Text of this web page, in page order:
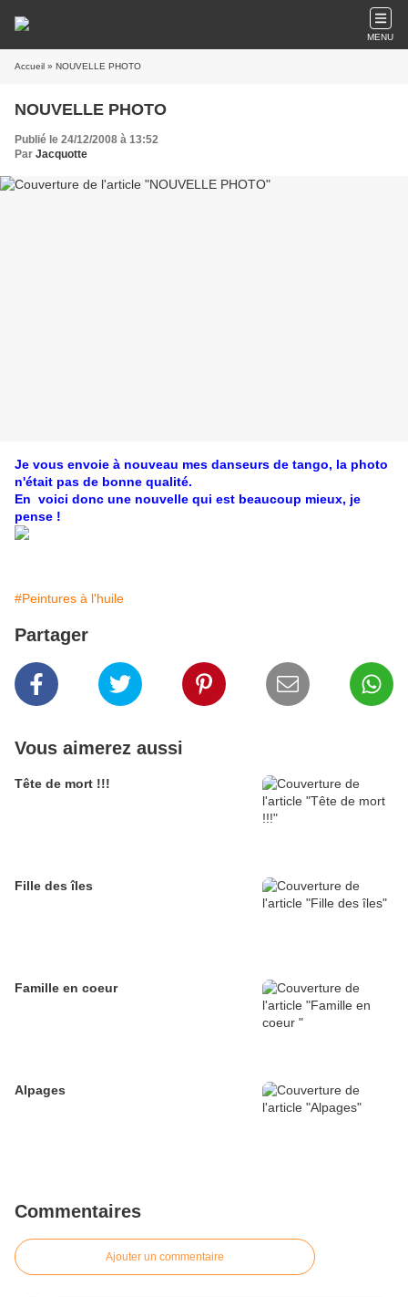
MENU
Accueil » NOUVELLE PHOTO
NOUVELLE PHOTO
Publié le 24/12/2008 à 13:52
Par Jacquotte
Je vous envoie à nouveau mes danseurs de tango, la photo
n'était pas de bonne qualité.
En voici donc une nouvelle qui est beaucoup mieux, je
pense !
#Peintures à l'huile
Partager
Vous aimerez aussi
Tête de mort !!!
Fille des îles
Famille en coeur
Alpages
Commentaires
Ajouter un commentaire